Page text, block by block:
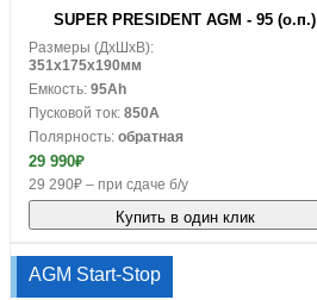
SUPER PRESIDENT AGM - 95 (о.п.)
Размеры (ДxШxВ):
351x175x190мм
Емкость: 95Ah
Пусковой ток: 850A
Полярность: обратная
29 990₽
29 290₽ – при сдаче б/у
Купить в один клик
AGM Start-Stop